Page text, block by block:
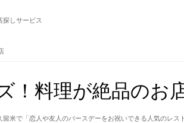
探しサービス
！料理が絶品のお
米で「恋人や友人のバースデーをお祝いできる人気のレ